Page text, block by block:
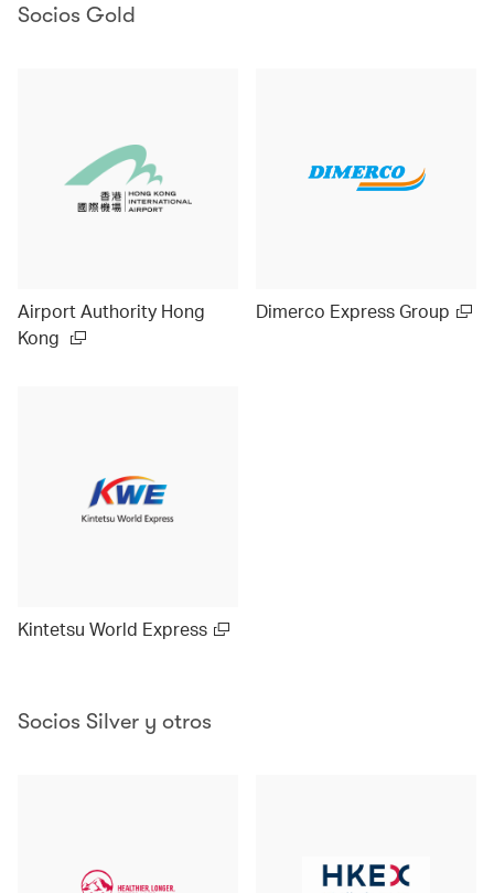
Socios Gold
Airport Authority Hong
Kong
Dimerco Express Group
Kintetsu World Express
Socios Silver y otros